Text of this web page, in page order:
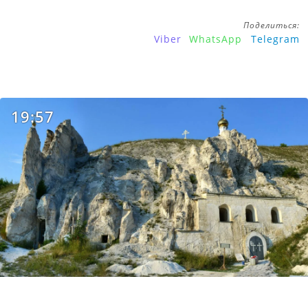
Поделиться:
Viber WhatsApp Telegram
19:57